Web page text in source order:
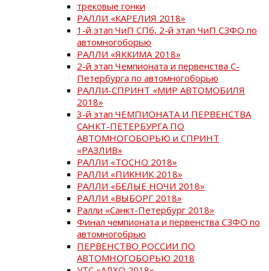
трековые гонки
РАЛЛИ «КАРЕЛИЯ 2018»
1-й этап ЧиП СПб, 2-й этап ЧиП СЗФО по
автомногоборью
РАЛЛИ «ЯККИМА 2018»
2-й этап Чемпионата и первенства С-
Петербурга по автомногоборью
РАЛЛИ-СПРИНТ «МИР АВТОМОБИЛЯ
2018»
3-й этап ЧЕМПИОНАТА И ПЕРВЕНСТВА
САНКТ-ПЕТЕРБУРГА ПО
АВТОМНОГОБОРЬЮ и СПРИНТ
«РАЗЛИВ»
РАЛЛИ «ТОСНО 2018»
РАЛЛИ «ПИКНИК 2018»
РАЛЛИ «БЕЛЫЕ НОЧИ 2018»
РАЛЛИ «ВЫБОРГ 2018»
Ралли «Санкт-Петербург 2018»
Финал чемпионата и первенства СЗФО по
автомногобрью
ПЕРВЕНСТВО РОССИИ ПО
АВТОМНОГОБОРЬЮ 2018